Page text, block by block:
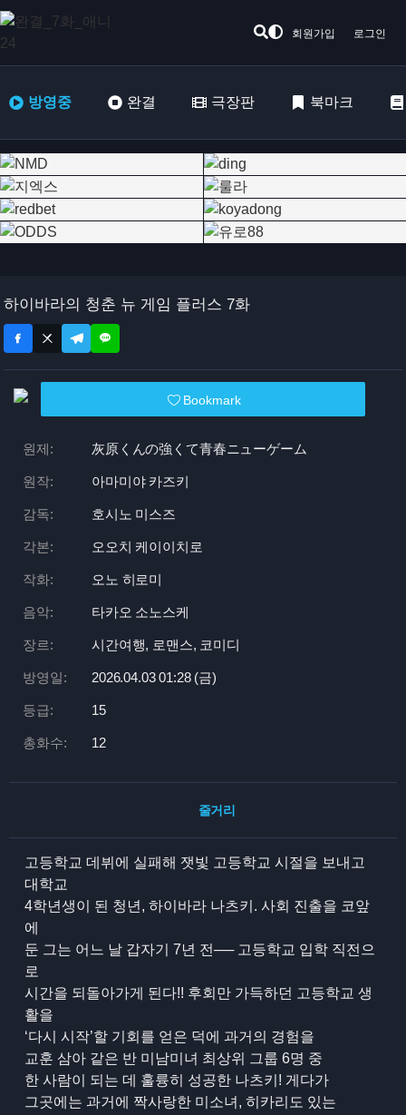
회원가입 로그인
방영중 완결 극장판 북마크
하이바라의 청춘 뉴 게임 플러스 7화
Bookmark
원제: 灰原くんの強くて青春ニューゲーム
원작: 아마미야 카즈키
감독: 호시노 미스즈
각본: 오오치 케이이치로
작화: 오노 히로미
음악: 타카오 소노스케
장르: 시간여행, 로맨스, 코미디
방영일: 2026.04.03 01:28 (금)
등급: 15
총화수: 12
줄거리
고등학교 데뷔에 실패해 잿빛 고등학교 시절을 보내고
대학교
4학년생이 된 청년, 하이바라 나츠키. 사회 진출을 코앞
에
둔 그는 어느 날 갑자기 7년 전── 고등학교 입학 직전으
로
시간을 되돌아가게 된다!! 후회만 가득하던 고등학교 생
활을
‘다시 시작’할 기회를 얻은 덕에 과거의 경험을
교훈 삼아 같은 반 미남미녀 최상위 그룹 6명 중
한 사람이 되는 데 훌륭히 성공한 나츠키! 게다가
그곳에는 과거에 짝사랑한 미소녀, 히카리도 있는